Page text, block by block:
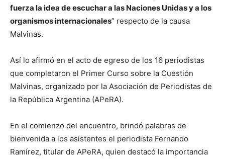
fuerza la idea de escuchar a las Naciones Unidas y a los
organismos internacionales” respecto de la causa
Malvinas.
Así lo afirmó en el acto de egreso de los 16 periodistas
que completaron el Primer Curso sobre la Cuestión
Malvinas, organizado por la Asociación de Periodistas de
la República Argentina (APeRA).
En el comienzo del encuentro, brindó palabras de
bienvenida a los asistentes el periodista Fernando
Ramírez, titular de APeRA, quien destacó la importancia